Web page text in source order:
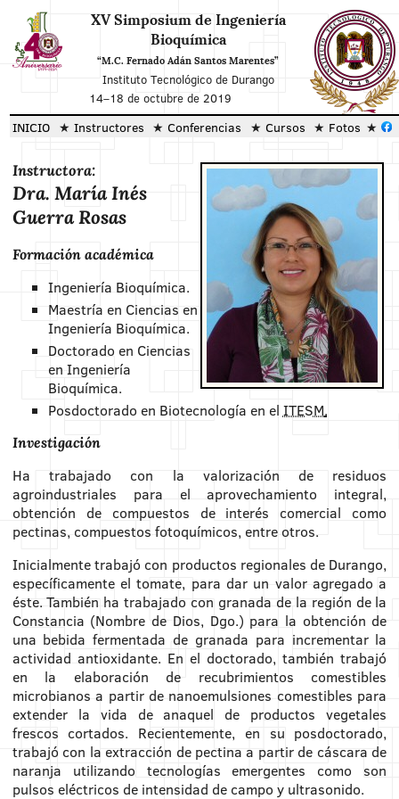
XV Simposium de Ingeniería
Bioquímica
“M.C. Fernado Adán Santos Marentes”
Instituto Tecnológico de Durango
14–18 de octubre de 2019
INICIO Instructores Conferencias Cursos Fotos
Instructora:
Dra. María Inés
Guerra Rosas
Formación académica
Ingeniería Bioquímica.
Maestría en Ciencias en
Ingeniería Bioquímica.
Doctorado en Ciencias
en Ingeniería
Bioquímica.
Posdoctorado en Biotecnología en el ITESM.
Investigación
Ha trabajado con la valorización de residuos
agroindustriales para el aprovechamiento integral,
obtención de compuestos de interés comercial como
pectinas, compuestos fotoquímicos, entre otros.
Inicialmente trabajó con productos regionales de Durango,
específicamente el tomate, para dar un valor agregado a
éste. También ha trabajado con granada de la región de la
Constancia (Nombre de Dios, Dgo.) para la obtención de
una bebida fermentada de granada para incrementar la
actividad antioxidante. En el doctorado, también trabajó
en la elaboración de recubrimientos comestibles
microbianos a partir de nanoemulsiones comestibles para
extender la vida de anaquel de productos vegetales
frescos cortados. Recientemente, en su posdoctorado,
trabajó con la extracción de pectina a partir de cáscara de
naranja utilizando tecnologías emergentes como son
pulsos eléctricos de intensidad de campo y ultrasonido.